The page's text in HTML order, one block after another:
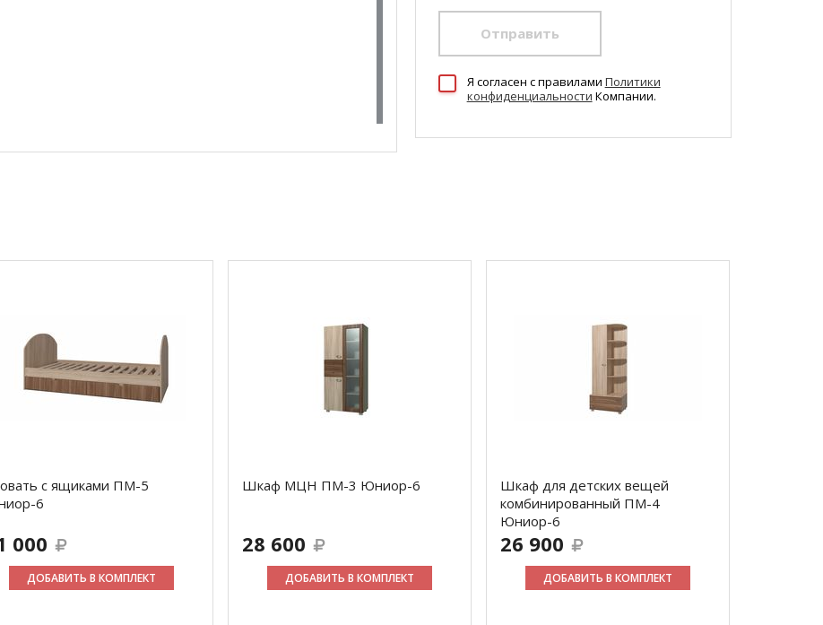
Отправить
Я согласен c правилами Политики
конфиденциальности Компании.
с ящиками ПМ-5
6
000
ДОБАВИТЬ В КОМПЛЕКТ
Шкаф МЦН ПМ-3 Юниор-6
28 600
ДОБАВИТЬ В КОМПЛЕКТ
Шкаф для детских вещей
комбинированный ПМ-4
Юниор-6
26 900
ДОБАВИТЬ В КОМПЛЕКТ